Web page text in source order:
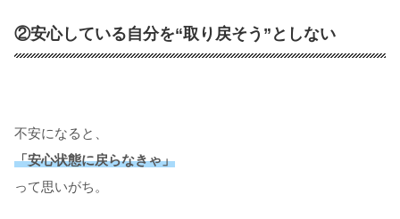
②安心している自分を“取り戻そう”としない
不安になると、
「安心状態に戻らなきゃ」
って思いがち。